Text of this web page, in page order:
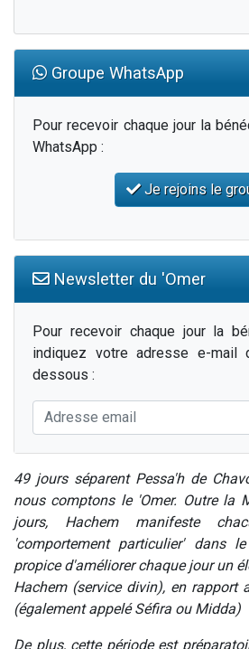
Groupe WhatsApp
Pour recevoir chaque jour la
WhatsApp :
Je rejoins le
Newsletter du 'Omer
Pour recevoir chaque jour la
indiquez votre adresse e-mail
dessous :
49 jours séparent Pessa'h de
nous comptons le 'Omer. Outre la
jours, Hachem manifeste
'comportement particulier' dans
propice d'améliorer chaque jour un
Hachem (service divin), en rapport
(également appelé Séfira ou Midda)
De plus, cette période est